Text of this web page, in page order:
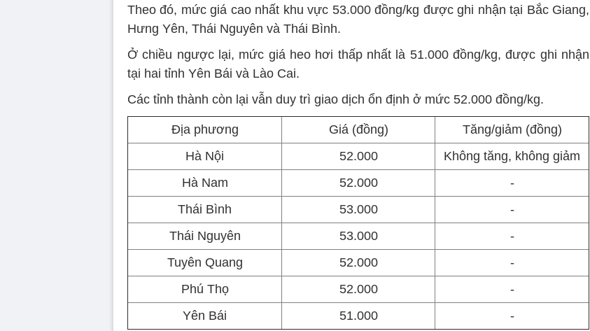
Theo đó, mức giá cao nhất khu vực 53.000 đồng/kg được ghi nhận tại Bắc Giang,
Hưng Yên, Thái Nguyên và Thái Bình.
Ở chiều ngược lại, mức giá heo hơi thấp nhất là 51.000 đồng/kg, được ghi nhận
tại hai tỉnh Yên Bái và Lào Cai.
Các tỉnh thành còn lại vẫn duy trì giao dịch ổn định ở mức 52.000 đồng/kg.
Địa phương Giá (đồng)
Tăng/giảm (đồng)
Hà Nội
52.000
Không tăng, không giảm
Hà Nam
52.000
-
Thái Bình
53.000
-
Thái Nguyên
53.000
-
Tuyên Quang
52.000
-
Phú Thọ
52.000
-
Yên Bái
51.000
-